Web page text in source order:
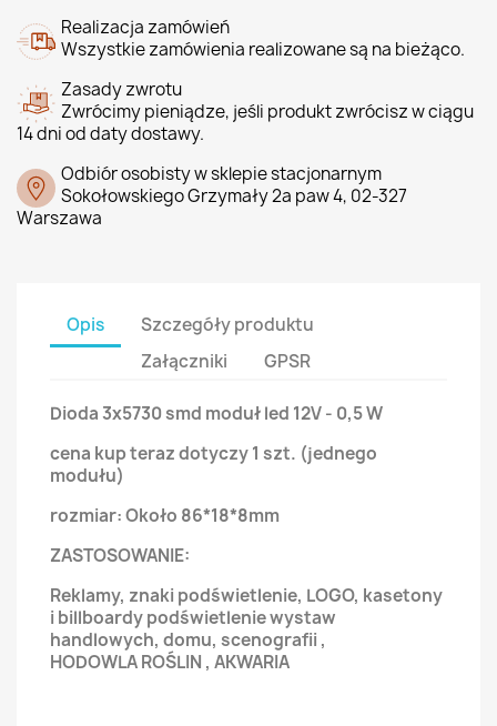
Realizacja zamówień
Wszystkie zamówienia realizowane są na bieżąco.
Zasady zwrotu
Zwrócimy pieniądze, jeśli produkt zwrócisz w ciągu
14 dni od daty dostawy.
Odbiór osobisty w sklepie stacjonarnym
Sokołowskiego Grzymały 2a paw 4, 02-327
Warszawa
Opis
Szczegóły produktu
Załączniki
GPSR
Dioda 3x5730 smd moduł led 12V - 0,5 W
cena kup teraz dotyczy 1 szt. (jednego
modułu)
rozmiar: Około 86*18*8mm
ZASTOSOWANIE:
Reklamy, znaki podświetlenie, LOGO, kasetony
i billboardy podświetlenie wystaw
handlowych, domu, scenografii ,
HODOWLA ROŚLIN , AKWARIA